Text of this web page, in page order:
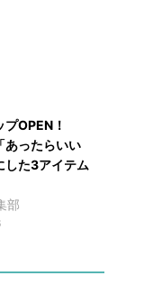
プOPEN！
あったらいい
した3アイテム
部